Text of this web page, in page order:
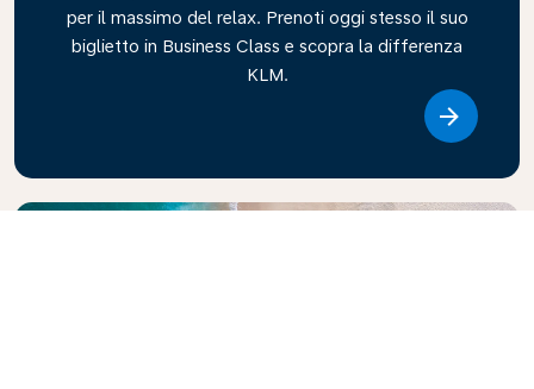
per il massimo del relax. Prenoti oggi stesso il suo
biglietto in Business Class e scopra la differenza
KLM.